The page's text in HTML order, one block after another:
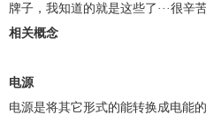
牌子，我知道的就是这些了···很辛
相关概念
电源
电源是将其它形式的能转换成电能